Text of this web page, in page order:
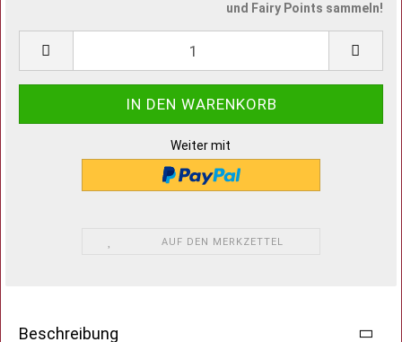
und Fairy Points sammeln!
Weiter mit
AUF DEN MERKZETTEL
Beschreibung